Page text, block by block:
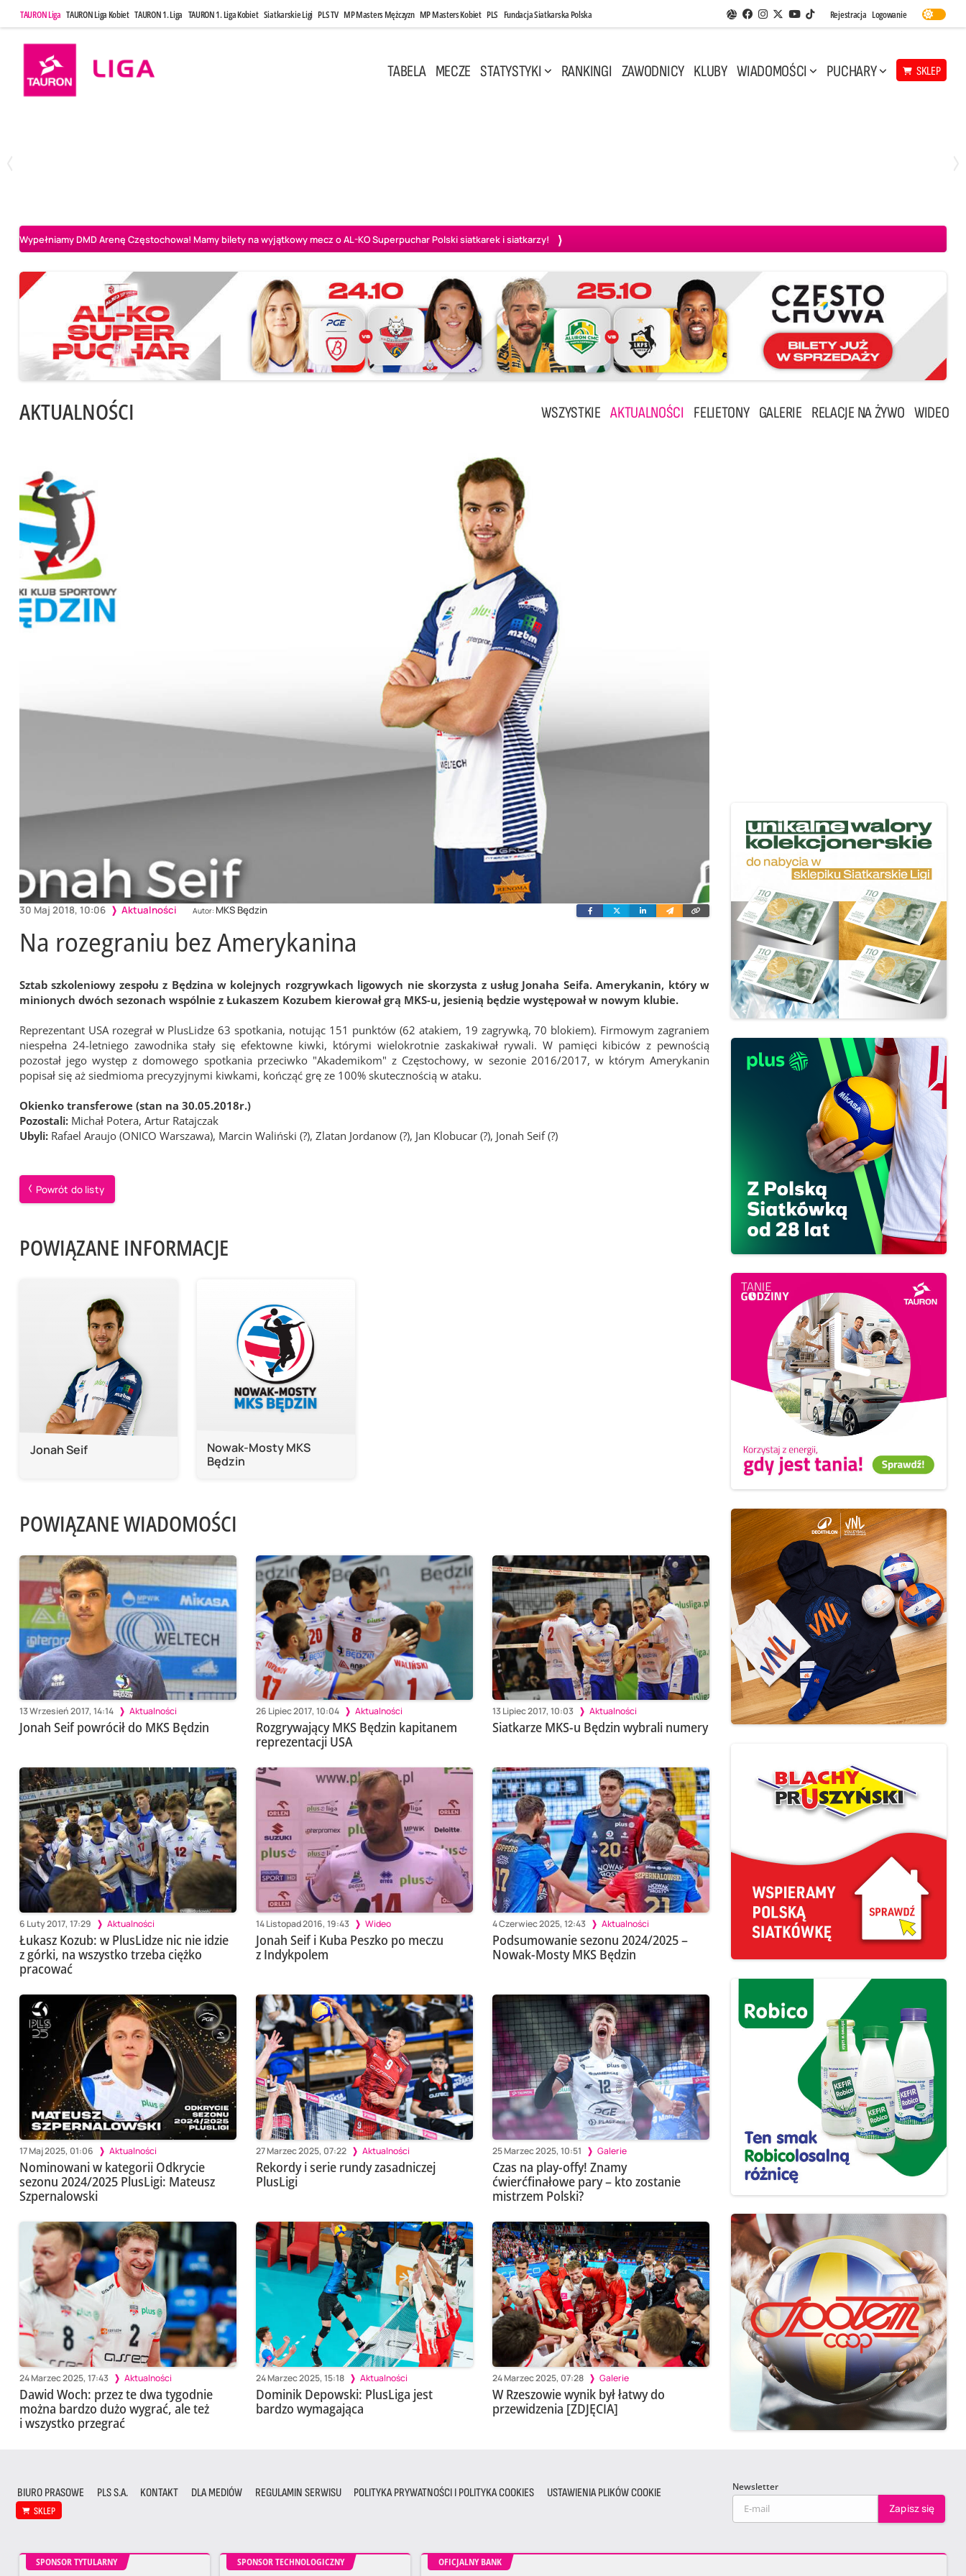
TAURON Liga TAURON Liga Kobiet TAURON 1. Liga TAURON 1. Liga Kobiet Siatkarskie Ligi PLS TV MP Masters Mężczyzn MP Masters Kobiet PLS Fundacja Siatkarska Polska Aplikacja Siatkarskie Ligi
Facebook
Instagram
Twitter
Youtube
TikTok
Rejestracja Logowanie
TABELA MECZE STATYSTYKI RANKINGI ZAWODNICY KLUBY WIADOMOŚCI PUCHARY SKLEP
Wypełniamy DMD Arenę Częstochowa! Mamy bilety na wyjątkowy mecz o AL-KO Superpuchar Polski siatkarek i siatkarzy!
AKTUALNOŚCI WSZYSTKIE AKTUALNOŚCI FELIETONY GALERIE RELACJE NA ŻYWO WIDEO
30 Maj 2018, 10:06 Aktualności Autor: MKS Będzin FacebookTwitterLinkedinWyślij
e-
link
Na rozegraniu bez Amerykanina
Sztab szkoleniowy zespołu z Będzina w kolejnych rozgrywkach ligowych nie skorzysta z usług Jonaha Seifa. Amerykanin, który w
minionych dwóch sezonach wspólnie z Łukaszem Kozubem kierował grą MKS-u, jesienią będzie występował w nowym klubie.
Reprezentant USA rozegrał w PlusLidze 63 spotkania, notując 151 punktów (62 atakiem, 19 zagrywką, 70 blokiem). Firmowym zagraniem
niespełna 24-letniego zawodnika stały się efektowne kiwki, którymi wielokrotnie zaskakiwał rywali. W pamięci kibiców z pewnością
pozostał jego występ z domowego spotkania przeciwko "Akademikom" z Częstochowy, w sezonie 2016/2017, w którym Amerykanin
popisał się aż siedmioma precyzyjnymi kiwkami, kończąć grę ze 100% skutecznością w ataku.
Okienko transferowe (stan na 30.05.2018r.)
Pozostali:Michał Potera, Artur Ratajczak
Ubyli:Rafael Araujo (ONICO Warszawa), Marcin Waliński (?), Zlatan Jordanow (?), Jan Klobucar (?), Jonah Seif (?)
Powrót do listy
POWIĄZANE INFORMACJE
Jonah Seif
Nowak-Mosty MKS
Będzin
POWIĄZANE WIADOMOŚCI
13 Wrzesień 2017, 14:14 Aktualności
Jonah Seif powrócił do MKS Będzin
26 Lipiec 2017, 10:04 Aktualności
Rozgrywający MKS Będzin kapitanem
reprezentacji USA
13 Lipiec 2017, 10:03 Aktualności
Siatkarze MKS-u Będzin wybrali numery
6 Luty 2017, 17:29 Aktualności
Łukasz Kozub: w PlusLidze nic nie idzie
z górki, na wszystko trzeba ciężko
pracować
14 Listopad 2016, 19:43 Wideo
Jonah Seif i Kuba Peszko po meczu
z Indykpolem
4 Czerwiec 2025, 12:43 Aktualności
Podsumowanie sezonu 2024/2025 –
Nowak-Mosty MKS Będzin
17 Maj 2025, 01:06 Aktualności
Nominowani w kategorii Odkrycie
sezonu 2024/2025 PlusLigi: Mateusz
Szpernalowski
27 Marzec 2025, 07:22 Aktualności
Rekordy i serie rundy zasadniczej
PlusLigi
25 Marzec 2025, 10:51 Galerie
Czas na play-offy! Znamy
ćwierćfinałowe pary – kto zostanie
mistrzem Polski?
24 Marzec 2025, 17:43 Aktualności
Dawid Woch: przez te dwa tygodnie
można bardzo dużo wygrać, ale też
i wszystko przegrać
24 Marzec 2025, 15:18 Aktualności
Dominik Depowski: PlusLiga jest
bardzo wymagająca
24 Marzec 2025, 07:28 Galerie
W Rzeszowie wynik był łatwy do
przewidzenia [ZDJĘCIA]
BIURO PRASOWE PLS S.A. KONTAKT DLA MEDIÓW REGULAMIN SERWISU POLITYKA PRYWATNOŚCI I POLITYKA COOKIES USTAWIENIA PLIKÓW COOKIE
SKLEP
Newsletter
SPONSOR TYTULARNY SPONSOR TECHNOLOGICZNY OFICJALNY BANK